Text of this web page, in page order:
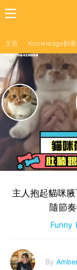
主頁 Knowledge飼
主人抱起貓咪
隨節
Funny
By